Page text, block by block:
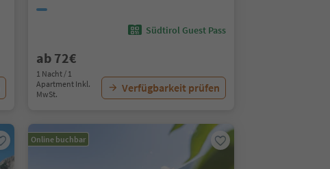
Südtirol Guest Pass
ab 72€
1 Nacht / 1
Apartment Inkl.
MwSt.
Verfügbarkeit prüfen
Online buchbar